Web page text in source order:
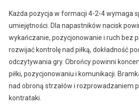
Każda pozycja w formacji 4-2-4 wymaga
umiejętności. Dla napastników nacisk
wykańczanie, pozycjonowanie i ruch bez
rozwijać kontrolę nad piłką, dokładność
odczytywania gry. Obrońcy powinni
piłki, pozycjonowaniu i komunikacji.
nad obroną strzałów i rozprowadzaniem
kontrataki.